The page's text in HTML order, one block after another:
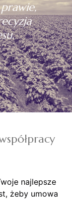
najlepsze
żeby umowa